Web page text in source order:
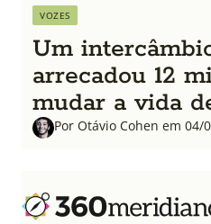
VOZES
Um
arrecadou 12
mudar a vida
Por Otávio Cohen em 04/